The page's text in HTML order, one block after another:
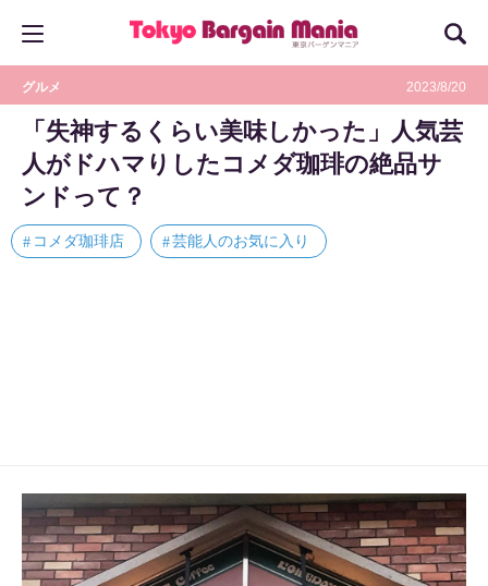
グルメ 2023/8/20
「失神するくらい美味しかった」人気芸
人がドハマりしたコメダ珈琲の絶品サ
ンドって？
コメダ珈琲店 芸能人のお気に入り